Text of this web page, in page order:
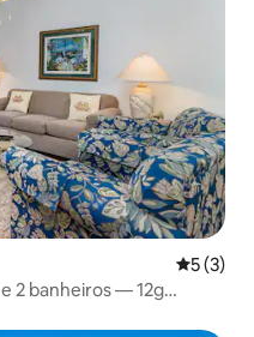
5 de
5 (3)
2 banheiros — 12g